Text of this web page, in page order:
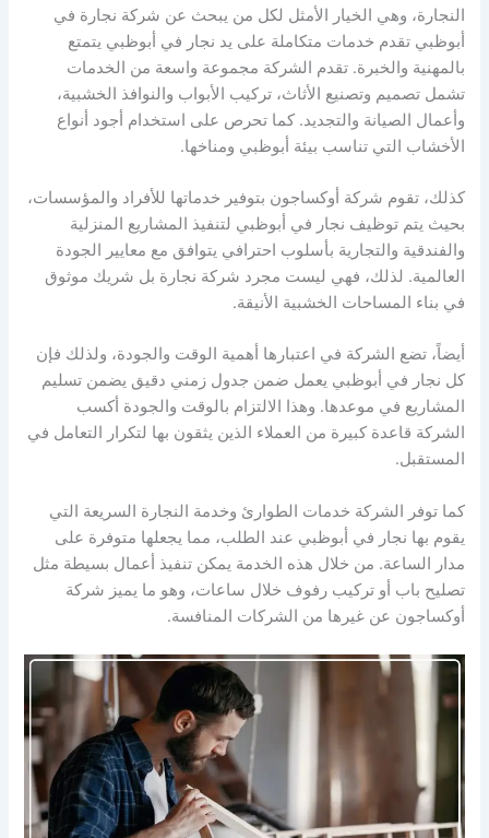
النجارة، وهي الخيار الأمثل لكل من يبحث عن شركة نجارة في
أبوظبي تقدم خدمات متكاملة على يد نجار في أبوظبي يتمتع
بالمهنية والخبرة. تقدم الشركة مجموعة واسعة من الخدمات
تشمل تصميم وتصنيع الأثاث، تركيب الأبواب والنوافذ الخشبية،
وأعمال الصيانة والتجديد. كما تحرص على استخدام أجود أنواع
الأخشاب التي تناسب بيئة أبوظبي ومناخها.
كذلك، تقوم شركة أوكساجون بتوفير خدماتها للأفراد والمؤسسات،
بحيث يتم توظيف نجار في أبوظبي لتنفيذ المشاريع المنزلية
والفندقية والتجارية بأسلوب احترافي يتوافق مع معايير الجودة
العالمية. لذلك، فهي ليست مجرد شركة نجارة بل شريك موثوق
في بناء المساحات الخشبية الأنيقة.
أيضاً، تضع الشركة في اعتبارها أهمية الوقت والجودة، ولذلك فإن
كل نجار في أبوظبي يعمل ضمن جدول زمني دقيق يضمن تسليم
المشاريع في موعدها. وهذا الالتزام بالوقت والجودة أكسب
الشركة قاعدة كبيرة من العملاء الذين يثقون بها لتكرار التعامل في
المستقبل.
كما توفر الشركة خدمات الطوارئ وخدمة النجارة السريعة التي
يقوم بها نجار في أبوظبي عند الطلب، مما يجعلها متوفرة على
مدار الساعة. من خلال هذه الخدمة يمكن تنفيذ أعمال بسيطة مثل
تصليح باب أو تركيب رفوف خلال ساعات، وهو ما يميز شركة
أوكساجون عن غيرها من الشركات المنافسة.